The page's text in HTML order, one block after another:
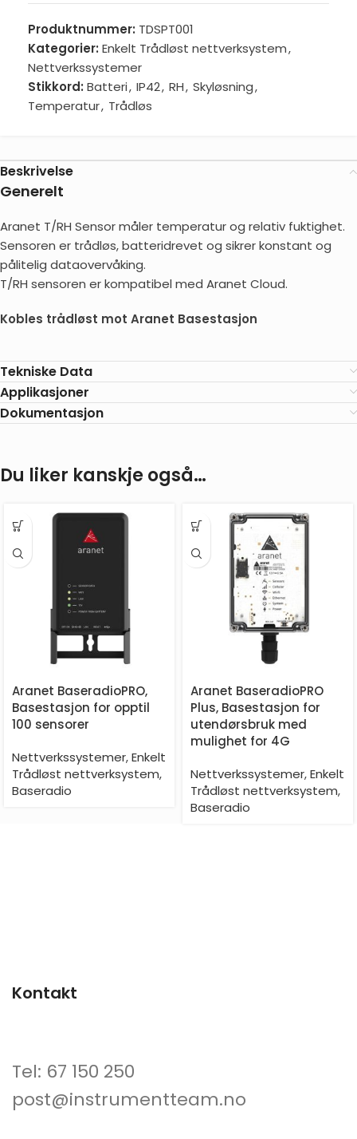
Produktnummer: TDSPT001
Kategorier: Enkelt Trådløst nettverksystem,
Nettverkssystemer
Stikkord: Batteri, IP42, RH, Skyløsning,
Temperatur, Trådløs
Beskrivelse
Generelt
Aranet T/RH Sensor måler temperatur og relativ fuktighet.
Sensoren er trådløs, batteridrevet og sikrer konstant og
pålitelig dataovervåking.
T/RH sensoren er kompatibel med Aranet Cloud.
Kobles trådløst mot Aranet Basestasjon
Tekniske Data
Applikasjoner
Dokumentasjon
Du liker kanskje også…
Aranet BaseradioPRO,
Basestasjon for opptil
100 sensorer
Nettverkssystemer,Enkelt
Trådløst nettverksystem,
Baseradio
Aranet BaseradioPRO
Plus, Basestasjon for
utendørsbruk med
mulighet for 4G
Nettverkssystemer,Enkelt
Trådløst nettverksystem,
Baseradio
Kontakt
Tel: 67 150 250
post@instrumentteam.no